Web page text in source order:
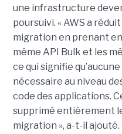
une infrastructure
poursuivi. « AWS a
migration en prenant
même API Bulk et les
ce qui signifie
nécessaire au niveau
code des applications.
supprimé entièrement
migration », a-t-il ajouté.